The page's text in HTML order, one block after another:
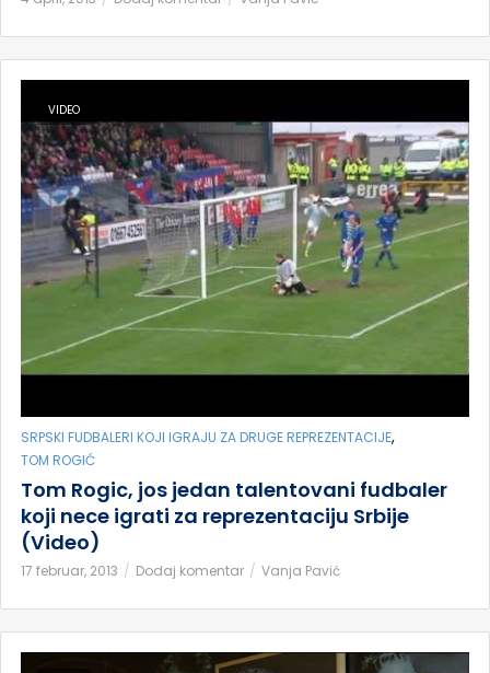
VIDEO
SRPSKI FUDBALERI KOJI IGRAJU ZA DRUGE REPREZENTACIJE,
TOM ROGIĆ
Tom Rogic, jos jedan talentovani fudbaler
koji nece igrati za reprezentaciju Srbije
(Video)
17 februar, 2013 Dodaj komentar Vanja Pavić